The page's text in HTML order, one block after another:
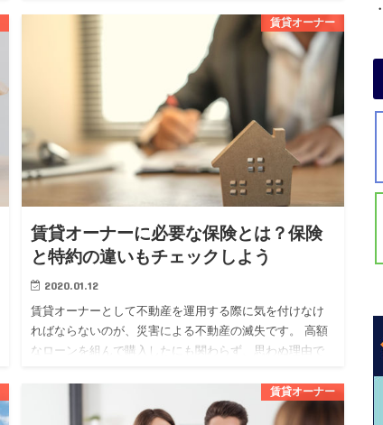
ものです。 不動産投資を始めたい人の中には、フルロー
賃貸オーナー
賃貸オーナーに必要な保険とは？保険
と特約の違いもチェックしよう
2020.01.12
賃貸オーナーとして不動産を運用する際に気を付けなけ
ればならないのが、災害による不動産の滅失です。 高額
なローンを組んで購入したにも関わらず、思わぬ理由で
賃貸オーナー
・